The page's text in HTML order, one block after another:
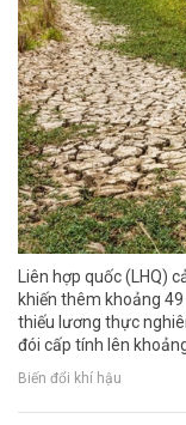
Liên hợp quốc (LHQ)
khiến thêm khoảng
thiếu lương thực
đói cấp tính lên
Biến đổi khí hậu